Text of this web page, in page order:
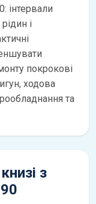
інтервали
і
покрокові
ходова
та
з